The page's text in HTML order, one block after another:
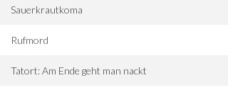
Sauerkrautkoma
Rufmord
Tatort: Am Ende geht man nackt